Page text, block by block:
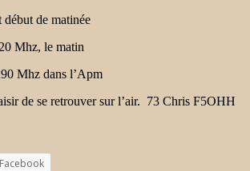
de matinée
Mhz, le matin
Mhz dans l’Apm
de se retrouver sur l’air. 73 Chris F5OHH
Facebook